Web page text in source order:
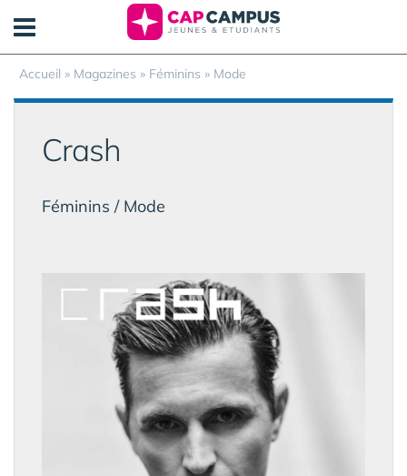
Accueil » Magazines » Féminins » Mode
Crash
Féminins / Mode
Panneau de gestion des cookies